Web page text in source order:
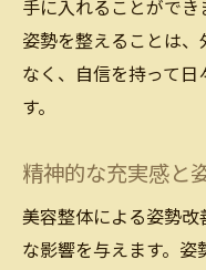
手に入れることができ
姿勢を整えることは
なく、自信を持って
す。
精神的な充実感と
美容整体による姿勢改
な影響を与えます。姿